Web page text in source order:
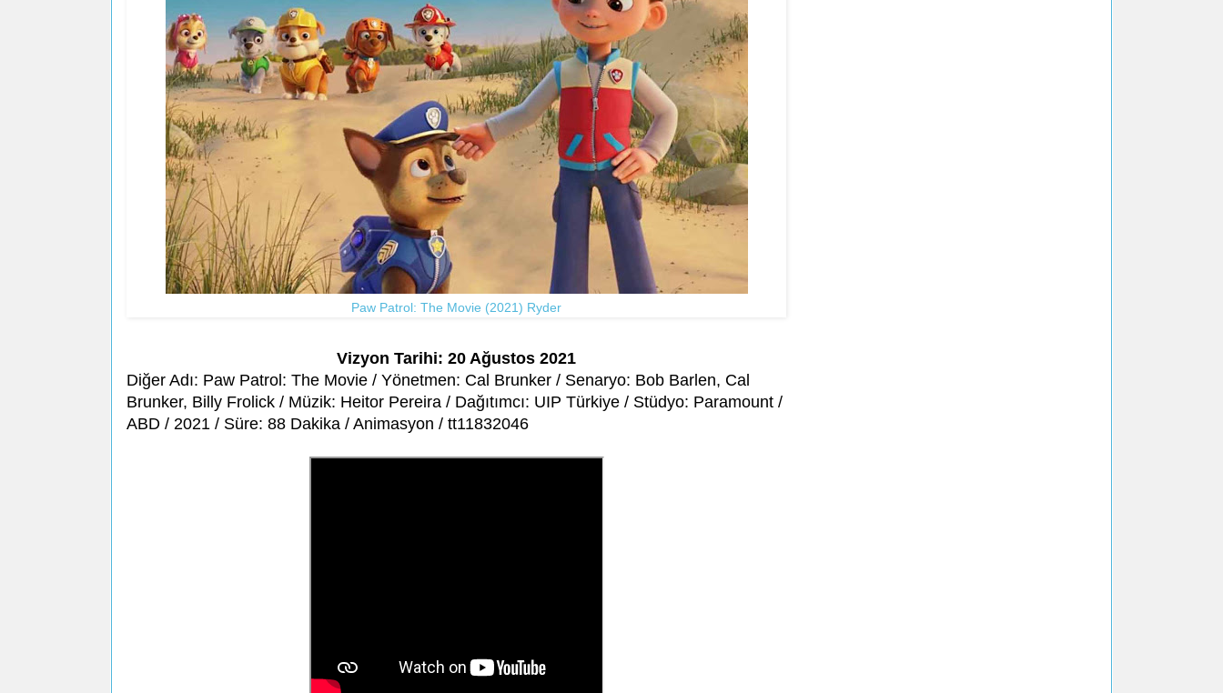
Paw Patrol: The Movie (2021) Ryder
Vizyon Tarihi: 20 Ağustos 2021
Diğer Adı: Paw Patrol: The Movie / Yönetmen: Cal Brunker / Senaryo: Bob Barlen, Cal
Brunker, Billy Frolick / Müzik: Heitor Pereira / Dağıtımcı: UIP Türkiye / Stüdyo: Paramount /
ABD / 2021 / Süre: 88 Dakika / Animasyon / tt11832046